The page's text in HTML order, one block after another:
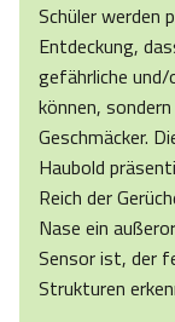
Schüler werden
Entdeckung,
gefährliche
können,
Geschmäcker.
Haubold
Reich der
Nase ein
Sensor ist, der
Strukturen